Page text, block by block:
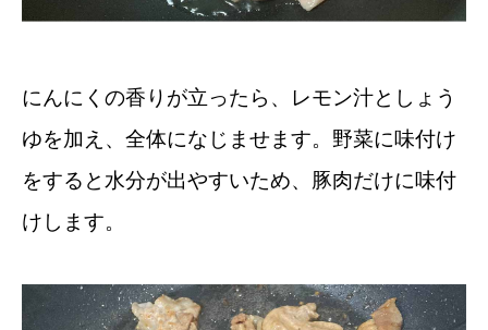
にんにくの香りが立ったら、レモン汁としょう
ゆを加え、全体になじませます。野菜に味付け
をすると水分が出やすいため、豚肉だけに味付
けします。